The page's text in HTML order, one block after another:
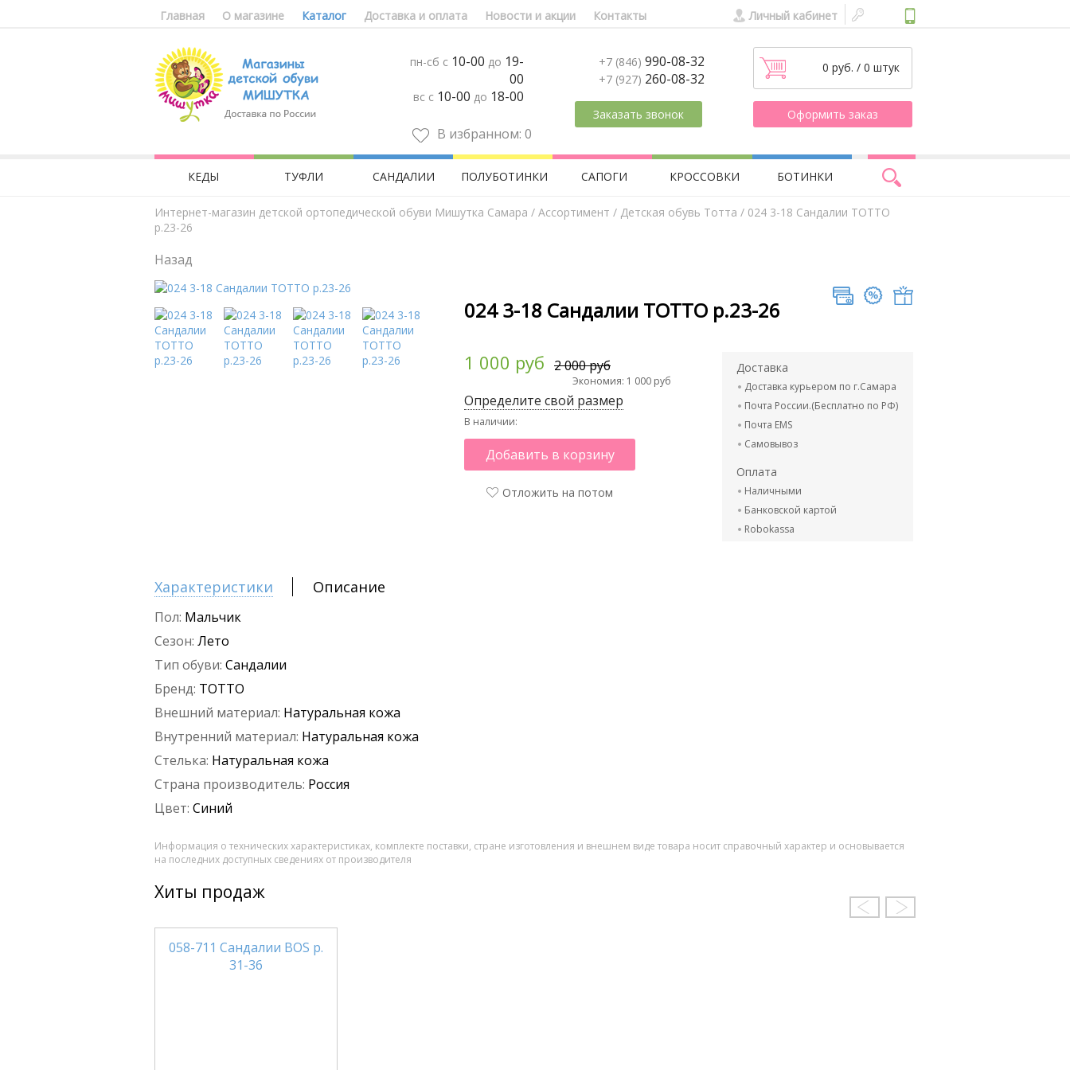
Главная О магазине Каталог Доставка и оплата Новости и акции Контакты Личный кабинет
пн-сб с 10-00 до 19-
00
вс с 10-00 до 18-00
В избранном: 0
+7 (846) 990-08-32
+7 (927) 260-08-32
Заказать звонок
0 руб. / 0 штук
Оформить заказ
КЕДЫ ТУФЛИ САНДАЛИИ ПОЛУБОТИНКИ САПОГИ КРОССОВКИ БОТИНКИ
Интернет-магазин детской ортопедической обуви Мишутка Самара / Aссортимент / Детская обувь Тотта / 024 3-18 Сандалии ТОТТО
р.23-26
Назад
024 3-18 Сандалии ТОТТО р.23-26
1 000 руб 2 000 руб
Экономия: 1 000 руб
Определите свой размер
В наличии:
Добавить в корзину
Отложить на потом
Доставка
Доставка курьером по г.Самара
Почта России.(Бесплатно по РФ)
Почта EMS
Самовывоз
Оплата
Наличными
Банковской картой
Robokassa
Характеристики Описание
Пол: Мальчик
Сезон: Лето
Тип обуви: Сандалии
Бренд: ТОТТО
Внешний материал: Натуральная кожа
Внутренний материал: Натуральная кожа
Стелька: Натуральная кожа
Страна производитель: Россия
Цвет: Синий
Информация о технических характеристиках, комплекте поставки, стране изготовления и внешнем виде товара носит справочный характер и основывается
на последних доступных сведениях от производителя
Хиты продаж
058-711 Сандалии BOS р.
31-36